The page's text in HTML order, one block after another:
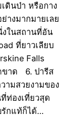
ดินป่า หรือกาง
างมากมายเลย
งในสถานที่อัน
ที่ยาวเลียบ
Falls
ขาด 6. ปารีส
ามสวยงามของ
ท่องเที่ยวสุด
กแท้ก็ได้…